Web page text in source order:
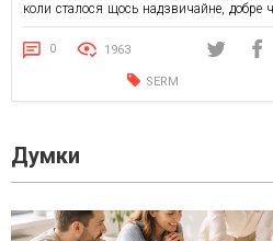
коли сталося щось надзвичайне,
“нормально” – зазвичай не привід
0 1963
SERM
Думки